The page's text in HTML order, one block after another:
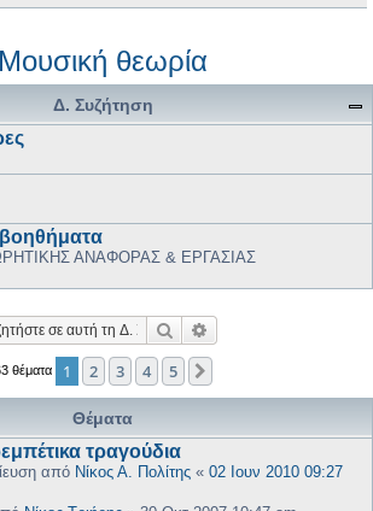
Μουσική θεωρία
Δ. Συζήτηση
ΑΝΑΦΟΡΑΣ & ΕΡΓΑΣΙΑΣ
Αναζήτηση
θέματα 1 2 3 4 5
Θέματα
τραγούδια
από Νίκος Α. Πολίτης « 02 Ιουν 2010 09:27